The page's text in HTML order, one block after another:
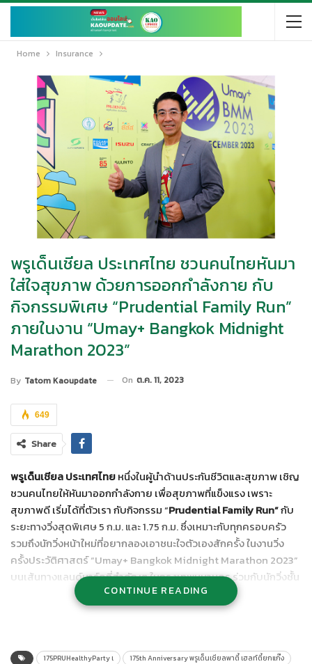
Home Insurance
พรูเด็นเชียล ประเทศไทย ชวนคนไทยหันมา
ใส่ใจสุขภาพ ด้วยการออกกำลังกาย กับ
กิจกรรมพิเศษ “Prudential Family Run”
ภายในงาน “Umay+ Bangkok Midnight
Marathon 2023”
By Tatom Kaoupdate On ต.ค. 11, 2023
649
Share
พรูเด็นเชียล ประเทศไทยหนึ่งในผู้นำด้านประกันชีวิตและสุขภาพ เชิญ
ชวนคนไทยให้หันมาออกกำลังกาย เพื่อสุขภาพที่แข็งแรง เพราะ
สุขภาพดี เริ่มได้ที่ตัวเรา กับกิจกรรม “Prudential Family Run”กับ
ระยะทางวิ่งสุดพิเศษ 5 ก.ม. และ 1.75 ก.ม. ซึ่งเหมาะกับทุกครอบครัว
รวมถึงนักวิ่งหน้าใหม่ที่อยากลองเอาชนะใจตัวเองสักครั้ง ในงานวิ่ง
ครั้งประวัติศาสตร์ “Umay+ Bangkok Midnight Marathon 2023”
บนเส้นทางแลนด์มาร์คที่สำคัญๆ ในกรุงเทพมหานคร ร่วมกับนักวิ่งชั้น
นำทั้งจากประเทศไทยและทั่วโลกCONTINUE READING
175PRUHealthyParty เ
175th Anniversary พรูเด็นเชียลพาตี้ เฮลท์ตี้ยกแก๊ง